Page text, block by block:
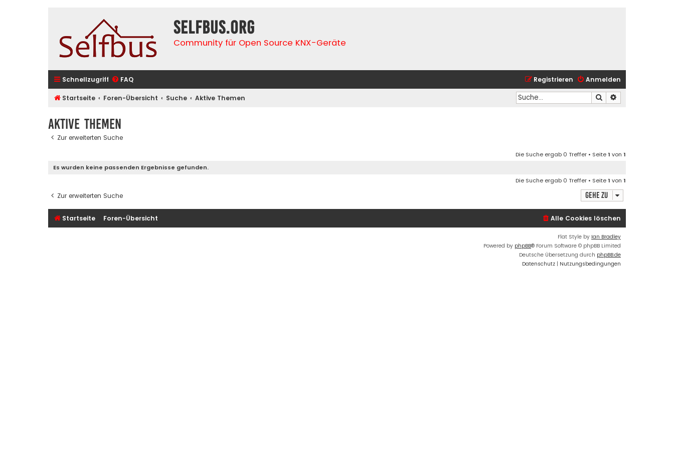
selfbus.org
Community für Open Source KNX-Geräte
Schnellzugriff FAQ Anmelden
Registrieren
Startseite Foren-Übersicht Suche Aktive Themen Suche
Aktive Themen
Zur erweiterten Suche
Die Suche ergab 0 Treffer • Seite1 von 1
Es wurden keine passenden Ergebnisse gefunden.
Die Suche ergab 0 Treffer • Seite1 von 1
Zur erweiterten Suche Gehe zu
Startseite Foren-Übersicht Alle Cookies löschen
Flat Style by Ian Bradley
Powered by phpBB® Forum Software © phpBB Limited
Deutsche Übersetzung durch phpBB.de
Datenschutz | Nutzungsbedingungen